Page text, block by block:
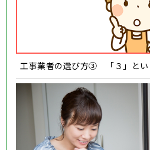
工事業者の選び方③ 「３」とい